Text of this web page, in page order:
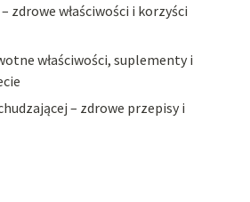
zdrowe właściwości i korzyści
właściwości, suplementy i
– zdrowe przepisy i